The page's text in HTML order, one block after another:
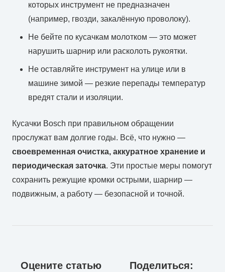
которых инструмент не предназначен
(например, гвозди, закалённую проволоку).
Не бейте по кусачкам молотком — это может
нарушить шарнир или расколоть рукоятки.
Не оставляйте инструмент на улице или в
машине зимой — резкие перепады температур
вредят стали и изоляции.
Кусачки Bosch при правильном обращении
прослужат вам долгие годы. Всё, что нужно —
своевременная очистка, аккуратное хранение и
периодическая заточка. Эти простые меры помогут
сохранить режущие кромки острыми, шарнир —
подвижным, а работу — безопасной и точной.
Оцените статью Поделиться: